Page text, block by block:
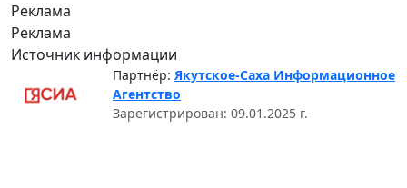
Реклама
Реклама
Источник информации
Партнёр: Якутское-Саха Информационное
Агентство
Зарегистрирован: 09.01.2025 г.